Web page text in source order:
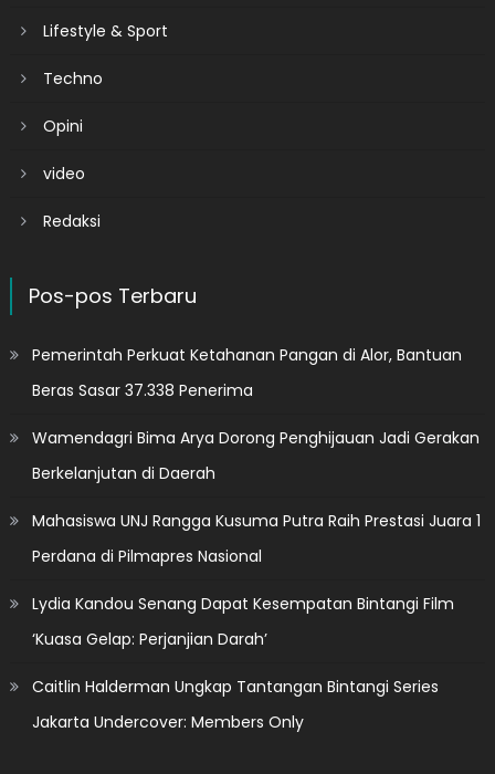
Lifestyle & Sport
Techno
Opini
video
Redaksi
Pos-pos Terbaru
Pemerintah Perkuat Ketahanan Pangan di Alor, Bantuan
Beras Sasar 37.338 Penerima
Wamendagri Bima Arya Dorong Penghijauan Jadi Gerakan
Berkelanjutan di Daerah
Mahasiswa UNJ Rangga Kusuma Putra Raih Prestasi Juara 1
Perdana di Pilmapres Nasional
Lydia Kandou Senang Dapat Kesempatan Bintangi Film
‘Kuasa Gelap: Perjanjian Darah’
Caitlin Halderman Ungkap Tantangan Bintangi Series
Jakarta Undercover: Members Only